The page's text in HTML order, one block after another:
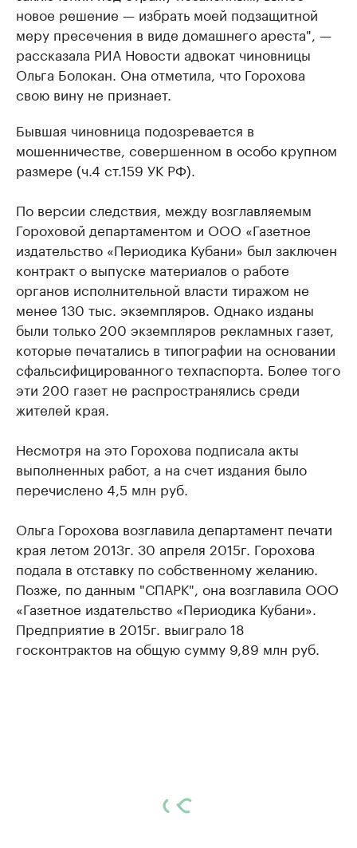
новое решение — избрать моей подзащитной
меру пресечения в виде домашнего ареста", —
рассказала РИА Новости адвокат чиновницы
Ольга Болокан. Она отметила, что Горохова
свою вину не признает.
Бывшая чиновница подозревается в
мошенничестве, совершенном в особо крупном
размере (ч.4 ст.159 УК РФ).
По версии следствия, между возглавляемым
Гороховой департаментом и ООО «Газетное
издательство «Периодика Кубани» был заключен
контракт о выпуске материалов о работе
органов исполнительной власти тиражом не
менее 130 тыс. экземпляров. Однако изданы
были только 200 экземпляров рекламных газет,
которые печатались в типографии на основании
сфальсифицированного техпаспорта. Более того
эти 200 газет не распространялись среди
жителей края.
Несмотря на это Горохова подписала акты
выполненных работ, а на счет издания было
перечислено 4,5 млн руб.
Ольга Горохова возглавила департамент печати
края летом 2013г. 30 апреля 2015г. Горохова
подала в отставку по собственному желанию.
Позже, по данным "СПАРК", она возглавила ООО
«Газетное издательство «Периодика Кубани».
Предприятие в 2015г. выиграло 18
госконтрактов на общую сумму 9,89 млн руб.